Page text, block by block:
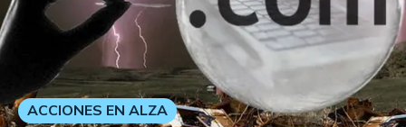
ACCIONES EN ALZA